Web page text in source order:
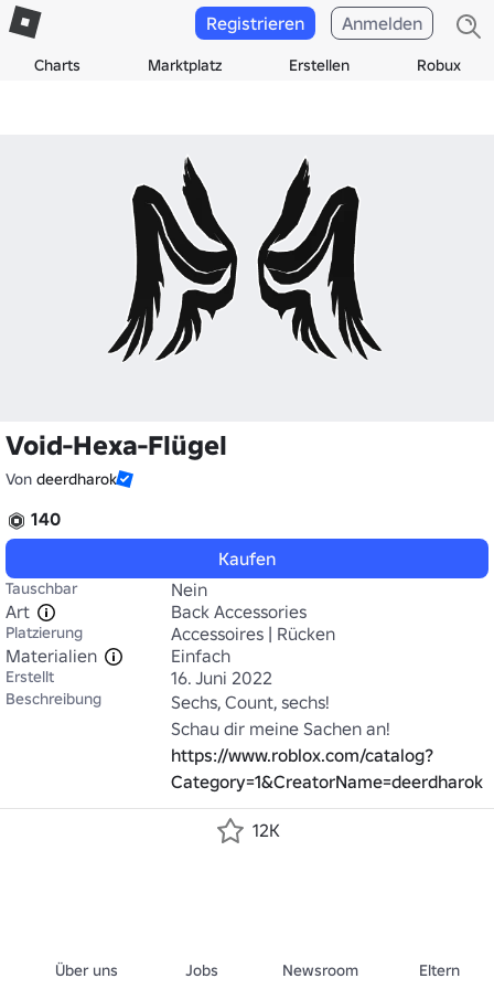
Charts Marktplatz Erstellen Robux
Registrieren Anmelden
Void-Hexa-Flügel
Von deerdharok
140
Kaufen
Tauschbar
Nein
Art
Back Accessories
Platzierung
Accessoires | Rücken
Materialien
Einfach
Erstellt 16. Juni 2022
Beschreibung
Sechs, Count, sechs!
https://www.roblox.com/catalog?
Category=1&CreatorName=deerdharok
12K
Über uns Jobs Newsroom Eltern